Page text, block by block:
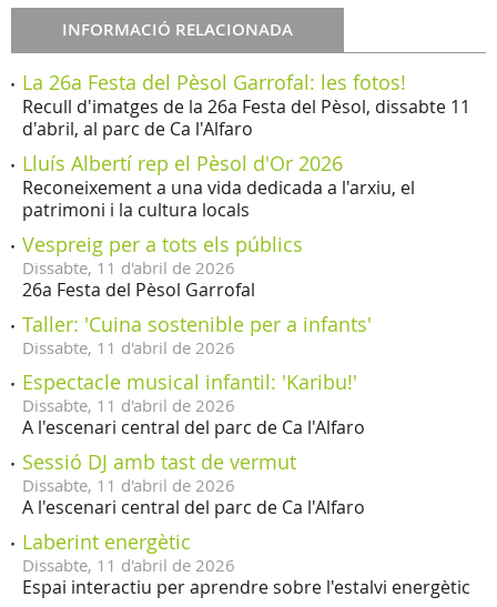
INFORMACIÓ RELACIONADA
La 26a Festa del Pèsol Garrofal: les fotos!
Recull d'imatges de la 26a Festa del Pèsol, dissabte 11
d'abril, al parc de Ca l'Alfaro
Lluís Albertí rep el Pèsol d'Or 2026
Reconeixement a una vida dedicada a l'arxiu, el
patrimoni i la cultura locals
Vespreig per a tots els públics
Dissabte, 11 d'abril de 2026
26a Festa del Pèsol Garrofal
Taller: 'Cuina sostenible per a infants'
Dissabte, 11 d'abril de 2026
Espectacle musical infantil: 'Karibu!'
Dissabte, 11 d'abril de 2026
A l'escenari central del parc de Ca l'Alfaro
Sessió DJ amb tast de vermut
Dissabte, 11 d'abril de 2026
A l'escenari central del parc de Ca l'Alfaro
Laberint energètic
Dissabte, 11 d'abril de 2026
Espai interactiu per aprendre sobre l'estalvi energètic